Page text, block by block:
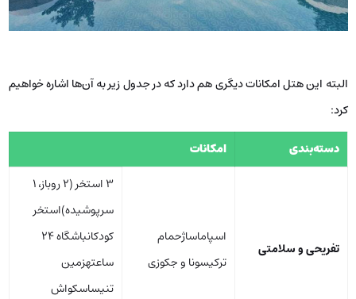
البته این هتل امکانات دیگری هم دارد که در جدول زیر به آن‌ها اشاره خواهیم
کرد:
دسته‌بندی امکانات
تفریحی و سلامتی
اسپاماساژحمام
ترکیسونا و جکوزی
۳ استخر (۲ روباز، ۱
سرپوشیده)استخر
کودکانباشگاه ۲۴
ساعتهزمین
تنیساسکواش